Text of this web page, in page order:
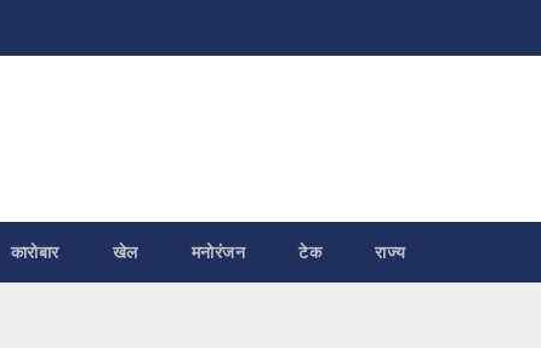
कारोबार खेल मनोरंजन टेक राज्य